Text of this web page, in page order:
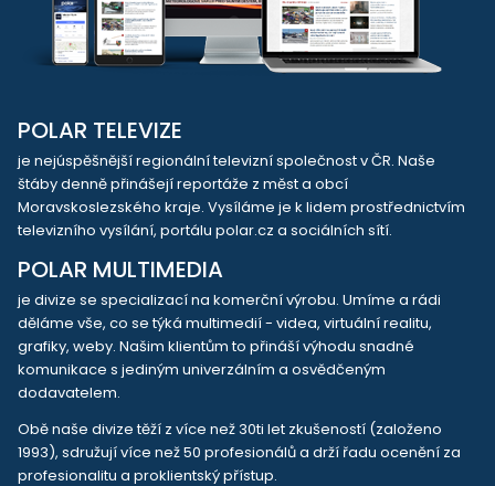
POLAR TELEVIZE
je nejúspěšnější regionální televizní společnost v ČR. Naše
štáby denně přinášejí reportáže z měst a obcí
Moravskoslezského kraje. Vysíláme je k lidem prostřednictvím
televizního vysílání, portálu polar.cz a sociálních sítí.
POLAR MULTIMEDIA
je divize se specializací na komerční výrobu. Umíme a rádi
děláme vše, co se týká multimedií - videa, virtuální realitu,
grafiky, weby. Našim klientům to přináší výhodu snadné
komunikace s jediným univerzálním a osvědčeným
dodavatelem.
Obě naše divize těží z více než 30ti let zkušeností (založeno
1993), sdružují více než 50 profesionálů a drží řadu ocenění za
profesionalitu a proklientský přístup.